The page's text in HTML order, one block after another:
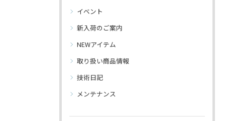
イベント
新入荷のご案内
NEWアイテム
取り扱い商品情報
技術日記
メンテナンス